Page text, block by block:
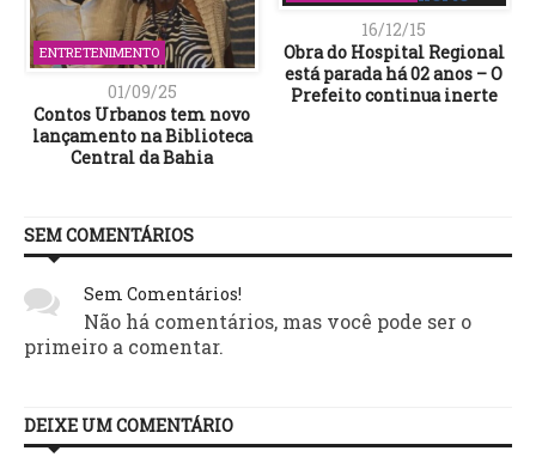
ENTRETENIMENTO
01/09/25
Contos Urbanos tem novo
lançamento na Biblioteca
Central da Bahia
16/12/15
Obra do Hospital Regional
está parada há 02 anos – O
Prefeito continua inerte
SEM COMENTÁRIOS
Sem Comentários!
Não há comentários, mas você pode ser o
primeiro a comentar.
DEIXE UM COMENTÁRIO